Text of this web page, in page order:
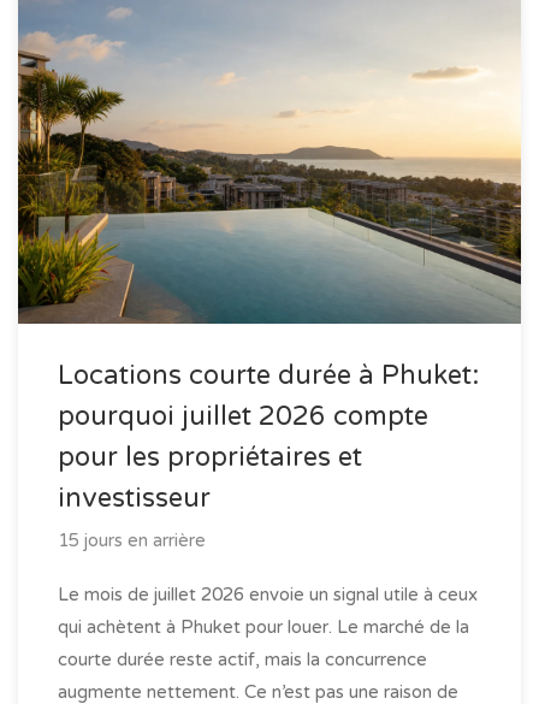
Locations courte durée à Phuket:
pourquoi juillet 2026 compte
pour les propriétaires et
investisseur
15 jours en arrière
Le mois de juillet 2026 envoie un signal utile à ceux
qui achètent à Phuket pour louer. Le marché de la
courte durée reste actif, mais la concurrence
augmente nettement. Ce n’est pas une raison de